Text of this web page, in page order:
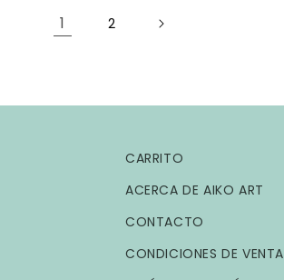
1 2
CARRITO
ACERCA DE AIKO ART
CONTACTO
CONDICIONES DE VENTA